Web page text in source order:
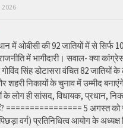
2026
में ओबीसी की 92 जातियों में से सिर्फ
में भागीदारी। सवाल- क्या
सिंह डोटासरा वंचित 82 जातियों के
शहरी निकायों के चुनाव में उम्मीद
के लोग ही सांसद, विधायक, प्रधान,
================ 5 अगस्त को
वर्ग) प्रतिनिधित्व आयोग के अध्यक्ष